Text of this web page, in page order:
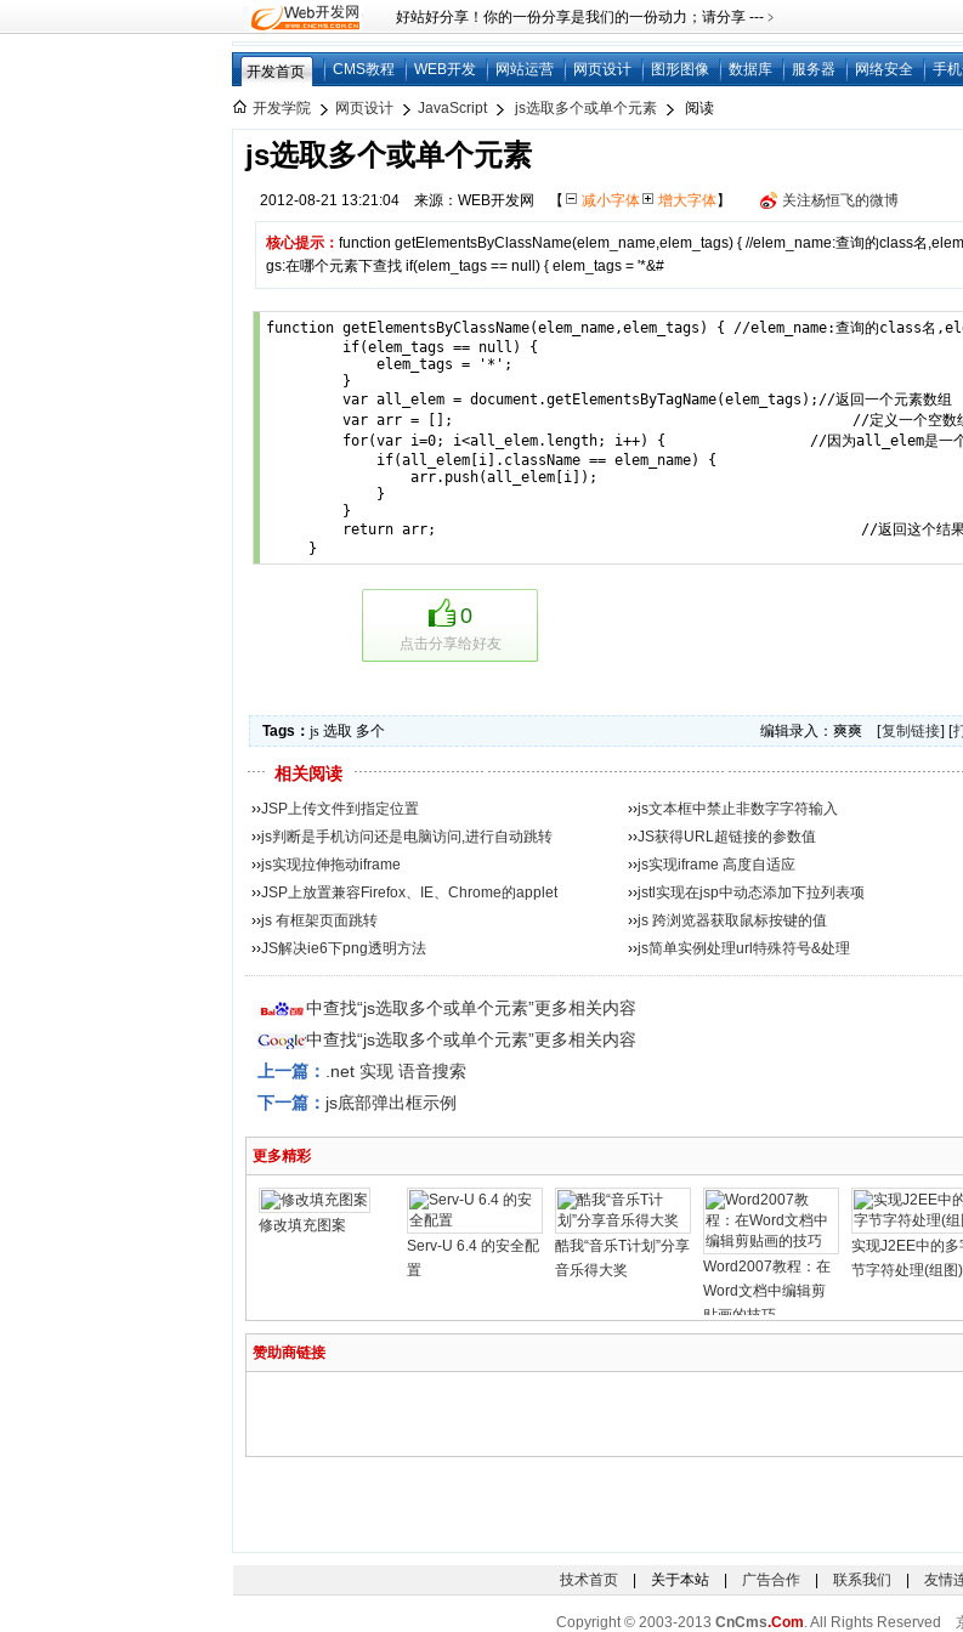
好站好分享！你的一份分享是我们的一份动力；请分享 ---﹥
开发首页 CMS教程 WEB开发 网站运营 网页设计 图形图像 数据库 服务器 网络安全 手
开发学院 网页设计 JavaScript js选取多个或单个元素 阅读
js选取多个或单个元素
2012-08-21 13:21:04 来源：WEB开发网 【 减小字体 增大字体】 关注杨恒飞的微博
核心提示： function getElementsByClassName(elem_name,elem_tags) { //elem_name:查询的class名
gs:在哪个元素下查找 if(elem_tags == null) { elem_tags = '*&#
function getElementsByClassName(elem_name,elem_tags) { //elem_name:查询的class名
         if(elem_tags == null) {
             elem_tags = '*';
         }
         var all_elem = document.getElementsByTagName(elem_tags);//返回一个元素数组
var arr = [];                                               //定义一个空数
for(var i=0; i<all_elem.length; i++) {                 //因为all_elem是一个数
             if(all_elem[i].className == elem_name) {
                 arr.push(all_elem[i]);
             }
         }
return arr;                                                  //返回这个结果
     }
0
点击分享给好友
Tags： js 选取 多个 编辑录入：爽爽 [复制链接] [
相关阅读
››JSP上传文件到指定位置 ››js文本框中禁止非数字字符输入
››js判断是手机访问还是电脑访问,进行自动跳转 ››JS获得URL超链接的参数值
››js实现拉伸拖动iframe ››js实现iframe 高度自适应
››JSP上放置兼容Firefox、IE、Chrome的applet ››jstl实现在jsp中动态添加下拉列表项
››js 有框架页面跳转 ››js 跨浏览器获取鼠标按键的值
››JS解决ie6下png透明方法 ››js简单实例处理url特殊符号&处理
中查找“js选取多个或单个元素”更多相关内容
中查找“js选取多个或单个元素”更多相关内容
上一篇：
.net 实现 语音搜索
下一篇： js底部弹出框示例
更多精彩
修改填充图案
Serv-U 6.4 的安全配
置
酷我“音乐T计划”分享
音乐得大奖
Word2007教程：在
Word文档中编辑剪
贴画的技巧
实现J2EE中的多
节字符处理(组图)
赞助商链接
技术首页| 关于本站 | 广告合作| 联系我们 友情
Copyright © 2003-2013 CnCms.Com. All Rights Reserved